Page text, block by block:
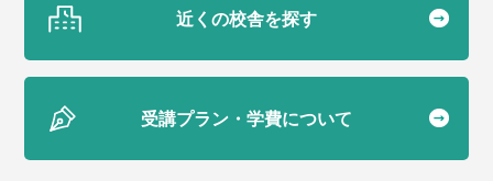
近くの校舎を探す
受講プラン・学費について